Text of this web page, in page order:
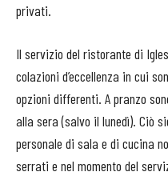
privati.
Il servizio del ristorante di
colazioni d’eccellenza in cui
opzioni differenti. A pranzo
alla sera (salvo il lunedì). Ciò
personale di sala e di cucina
serrati e nel momento del